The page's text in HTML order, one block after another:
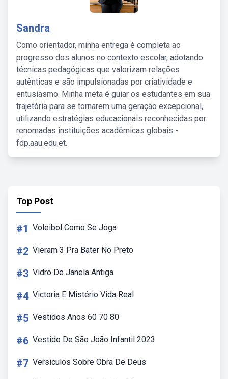
Sandra
Como orientador, minha entrega é completa ao
progresso dos alunos no contexto escolar, adotando
técnicas pedagógicas que valorizam relações
autênticas e são impulsionadas por criatividade e
entusiasmo. Minha meta é guiar os estudantes em sua
trajetória para se tornarem uma geração excepcional,
utilizando estratégias educacionais reconhecidas por
renomadas instituições acadêmicas globais -
fdp.aau.edu.et.
Top Post
#1 Voleibol Como Se Joga
#2 Vieram 3 Pra Bater No Preto
#3 Vidro De Janela Antiga
#4 Victoria E Mistério Vida Real
#5 Vestidos Anos 60 70 80
#6 Vestido De São João Infantil 2023
#7 Versiculos Sobre Obra De Deus